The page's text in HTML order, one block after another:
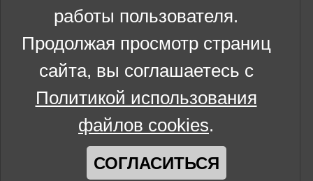
работы пользователя.
Продолжая просмотр страниц
сайта, вы соглашаетесь с
Политикой использования
файлов cookies.
СОГЛАСИТЬСЯ